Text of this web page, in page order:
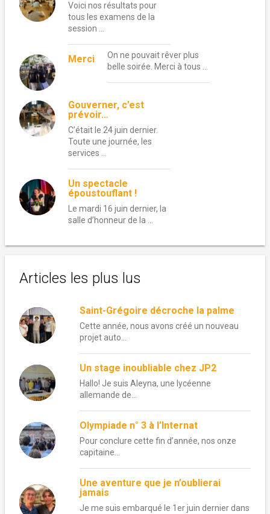
Voici nos résultats pour
tous les examens de la
session …
Merci
On ne pouvait rêver plus
belle soirée. Merci à tous …
Gouverner, c’est
prévoir…
C’était le 24 juin dernier.
Toute une journée, les
services …
Un spectacle
époustouflant !
Le mardi 16 juin dernier, la
salle d’honneur de la …
Articles les plus lus
Saint-Grégoire décroche la palme
Cette année, nous avons créé un nouveau
projet auto...
Un stage inoubliable chez JP2
Hallo! Je suis Aleyna, une lycéenne
allemande de...
Olympiade n° 3 à l’Internat
Pour conclure cette fin d’année, nos onze
capitaine...
Une aventure que je n’oublierai
jamais
Je me suis embarqué le 1er juin dernier dans